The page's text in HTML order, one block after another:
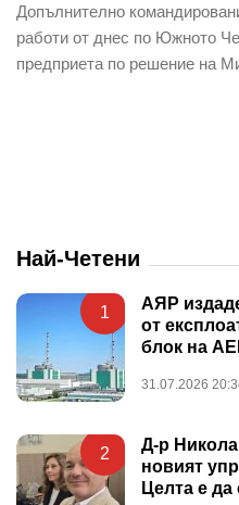
Допълнително
работи от днес по Южното
предприета по решение на
Най-Четени
1
АЯР
от
блок на
31.07.2026
2
Д-р
новият
Целта е